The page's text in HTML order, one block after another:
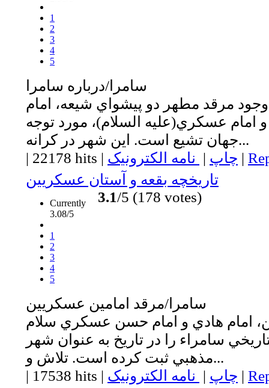
1
2
3
4
5
سامرا/درباره سامرا
مرقد مطهر دو پيشواي شيعه، امام
امام عسكري(عليه السلام)، مورد توجه
جهان تشيع است. اين شهر در كرانه...
| 22178 hits | چاپ | نامه الکترونیک |
تاريخچه بقعه و آستان عسكريين
Currently
3.08/5
1
2
3
4
5
3.1/5 (178 votes)
سامرا/مرقد امامين عسكريين
امام هادي و امام حسن عسكري سلام
سامراء را در تاريخ به عنوان شهر
مذهبي ثبت كرده است. تلاش و...
| 17538 hits | چاپ | نامه الکترونیک |